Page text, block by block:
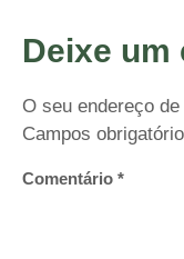
Deixe um
O seu endereço
Campos
Comentário *